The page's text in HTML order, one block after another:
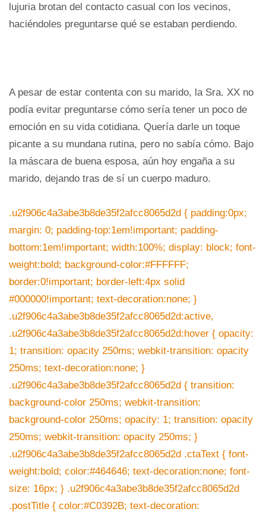
lujuria brotan del contacto casual con los vecinos,
haciéndoles preguntarse qué se estaban perdiendo.
A pesar de estar contenta con su marido, la Sra. XX no
podía evitar preguntarse cómo sería tener un poco de
emoción en su vida cotidiana. Quería darle un toque
picante a su mundana rutina, pero no sabía cómo. Bajo
la máscara de buena esposa, aún hoy engaña a su
marido, dejando tras de sí un cuerpo maduro.
.u2f906c4a3abe3b8de35f2afcc8065d2d { padding:0px;
margin: 0; padding-top:1em!important; padding-
bottom:1em!important; width:100%; display: block; font-
weight:bold; background-color:#FFFFFF;
border:0!important; border-left:4px solid
#000000!important; text-decoration:none; }
.u2f906c4a3abe3b8de35f2afcc8065d2d:active,
.u2f906c4a3abe3b8de35f2afcc8065d2d:hover { opacity:
1; transition: opacity 250ms; webkit-transition: opacity
250ms; text-decoration:none; }
.u2f906c4a3abe3b8de35f2afcc8065d2d { transition:
background-color 250ms; webkit-transition:
background-color 250ms; opacity: 1; transition: opacity
250ms; webkit-transition: opacity 250ms; }
.u2f906c4a3abe3b8de35f2afcc8065d2d .ctaText { font-
weight:bold; color:#464646; text-decoration:none; font-
size: 16px; } .u2f906c4a3abe3b8de35f2afcc8065d2d
.postTitle { color:#C0392B; text-decoration: